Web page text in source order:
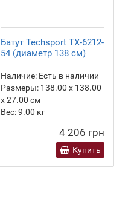
Батут Techsport TX-6212-
54 (диаметр 138 см)
Наличие: Есть в наличии
Размеры: 138.00 х 138.00
х 27.00 см
Вес:9.00 кг
4 206 грн
Купить